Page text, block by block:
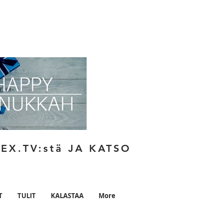
JA KATSO
TULIT KALASTAA More